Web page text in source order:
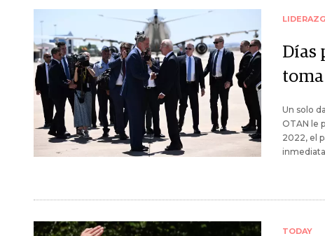
Días
Un solo
OTAN le
2022, el
TODAY